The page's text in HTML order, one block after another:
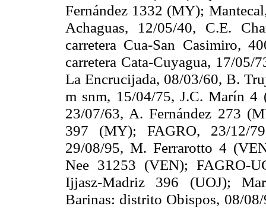
Fernández 1332 (MY);
Achaguas, 12/05/40, C.E.
carretera Cua-San Casimiro,
carretera Cata-Cuyagua, 17/05/
La Encrucijada, 08/03/60, B.
m snm, 15/04/75, J.C. Marín
23/07/63, A. Fernández 273
397 (MY); FAGRO, 23/12/
29/08/95, M. Ferrarotto 4
Nee 31253 (VEN); FAGRO-
Ijjasz-Madriz 396 (UOJ);
Barinas: distrito Obispos, 08/